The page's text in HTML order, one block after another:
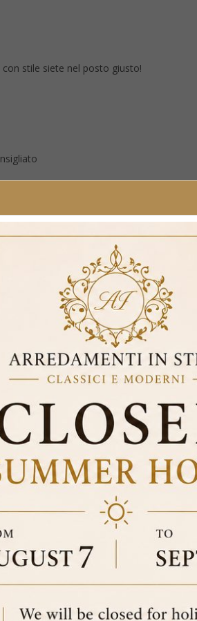
stile siete nel posto giusto!
vase with decorated handle – Cod. VI47
IVORY
HANDLE